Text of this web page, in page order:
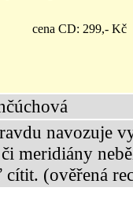
cena CD: 299,-
navozuje
meridiány
(ověřená